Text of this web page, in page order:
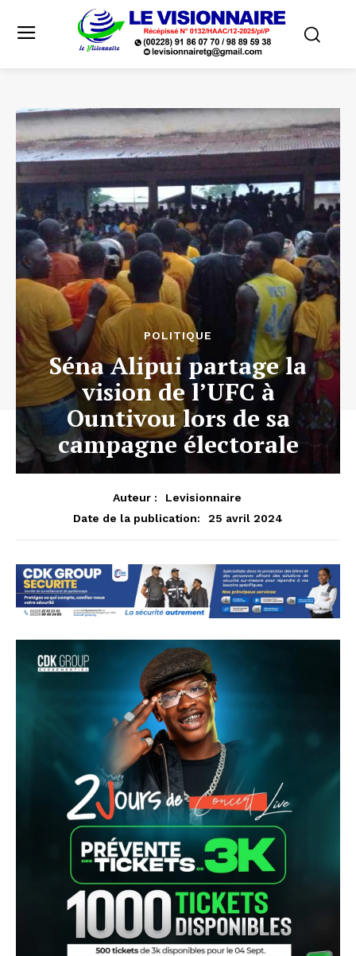
POLITIQUE
Séna Alipui partage la
vision de l’UFC à
Ountivou lors de sa
campagne électorale
Auteur :
Levisionnaire
Date de la publication:
25 avril 2024